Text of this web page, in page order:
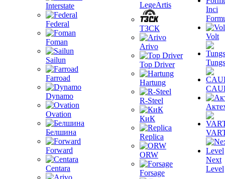
Interstate
Federal
Foman
Sailun
Farroad
Dynamo
Ovation
Белшина
Forward
Centara
LegeArtis
ТЗСК
Arivo
Top Driver
Hartung
R-Steel
КиК
Replica
ORW
Forsage
Inci
Volt
Next
Level